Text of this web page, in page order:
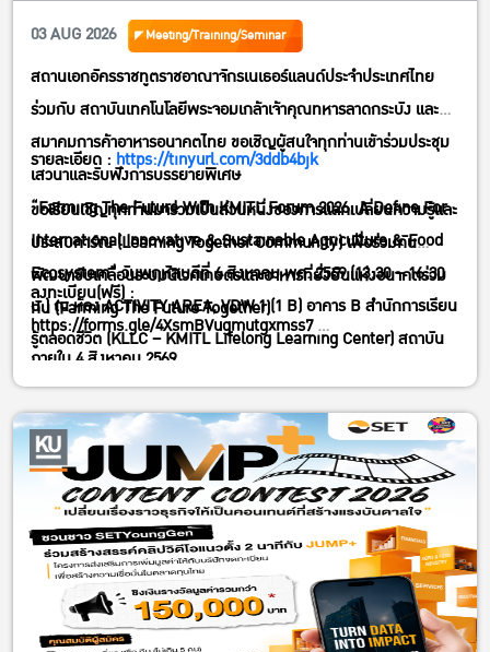
สมาคมการค้าอาหารอนาคตไทย ขอเชิญผู้สนใจทุกท่านเข้าร่วมประชุม
เสวนาและรับฟังการบรรยายพิเศษ”Farming The Future With
KMITL Forum 2026; A Define For International Innovative &
Sustainable Agriculture & FoodEcosystem” วันพฤหัสบดีที่ 6
สิงหาคม พศ. 2569 (13:30 – 16:30 น.) ณ ห้อง ACTIVITY AREA,
VDW 1 (1 B) อาคาร B สำนักการเรียนรู้ตลอดชีวิต (KLLC – KMITL
Lifelong Learning Center) สถาบันเทคโนโลยีพระจอมเกล้าเจ้าคุณ
ทหารลาดกระบัง กทม.
03 AUG 2026 Meeting/Training/Seminar
สถานเอกอัครราชทูตราชอาณาจักรเนเธอร์แลนด์ประจำประเทศไทย
ร่วมกับ สถาบันเทคโนโลยีพระจอมเกล้าเจ้าคุณทหารลาดกระบัง และ
สมาคมการค้าอาหารอนาคตไทย ขอเชิญผู้สนใจทุกท่านเข้าร่วมประชุม
เสวนาและรับฟังการบรรยายพิเศษ
“Farming The Future With KMITL Forum 2026; A Define For
International Innovative & Sustainable Agriculture & Food
Ecosystem” วันพฤหัสบดีที่ 6 สิงหาคม พศ. 2569 (13:30 – 16:30
น.) ณ ห้อง ACTIVITY AREA, VDW 1 (1 B) อาคาร B สำนักการเรียน
รู้ตลอดชีวิต (KLLC – KMITL Lifelong Learning Center) สถาบัน
รายละเอียด :https://tinyurl.com/3ddb4bjk
ขอเรียนเชิญทุกท่านมาร่วมเป็นส่วนหนึ่งของการแลกเปลี่ยนความรู้และ
ประสบการ์ณ (Learning Together Community) เพื่อร่วมกัน
พัฒนาขับเคลื่อนระบบนิเวศเกษตรและอาหารที่ยั่งยืนแห่งอนาคตร่วม
กัน (Farming The Future Together)
ลงทะเบียน(ฟรี) :
https://forms.gle/4XsmBVugmutgxmss7
ภายใน 4 สิงหาคม 2569